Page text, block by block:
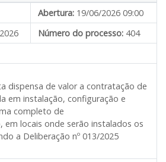
Abertura: 19/06/2026 09:00
Número do processo: 404
dispensa de valor a contratação de
em instalação, configuração e
completo de
locais onde serão instalados os
a Deliberação nº 013/2025